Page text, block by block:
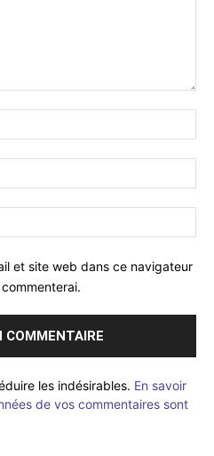
et site web dans ce navigateur
les indésirables. En savoir
de vos commentaires sont